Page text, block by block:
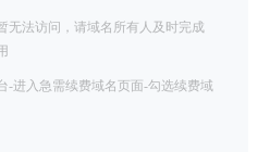
无法访问，请域名所有人及时完成
-进入急需续费域名页面-勾选续费域